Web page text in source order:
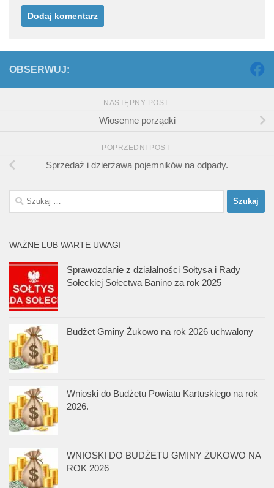
OBSERWUJ:
NASTĘPNY POST
Wiosenne porządki
POPRZEDNI POST
Sprzedaż i dzierżawa pojemników na odpady.
Szukaj:
WAŻNE LUB WARTE UWAGI
Sprawozdanie z działalności Sołtysa i Rady
Sołeckiej Sołectwa Banino za rok 2025
Budżet Gminy Żukowo na rok 2026 uchwalony
Wnioski do Budżetu Powiatu Kartuskiego na rok
2026.
WNIOSKI DO BUDŻETU GMINY ŻUKOWO NA
ROK 2026